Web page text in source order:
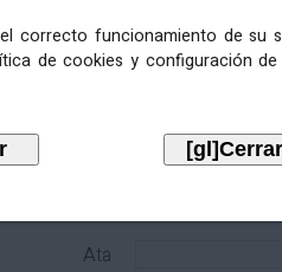
correcto funcionamiento de su
de cookies y configuración de
Ata